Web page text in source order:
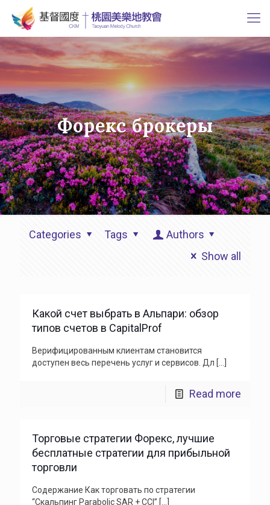
Форекс брокеры
Categories Tags
Authors
Show all
Какой счет выбрать в Альпари: обзор
типов счетов в CapitalProf
Верифицированным клиентам становится
доступен весь перечень услуг и сервисов. Дл […]
Read more
Торговые стратегии Форекс, лучшие
бесплатные стратегии для прибыльной
торговли
Содержание Как торговать по стратегии
“Скальпинг Parabolic SAR + CCI” […]